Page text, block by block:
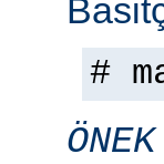
#
ÖNEK